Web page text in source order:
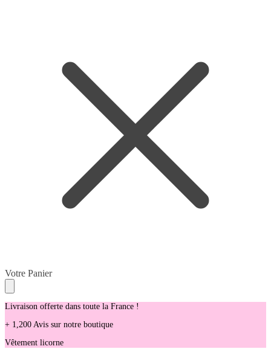
Skip
to
navigation
Skip
to
content
Votre Panier
Livraison offerte dans toute la France !
+ 1,200 Avis sur notre boutique
Vêtement licorne